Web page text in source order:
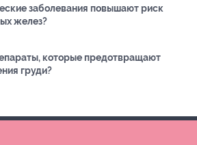
заболевания повышают риск
желез?
которые предотвращают
груди?